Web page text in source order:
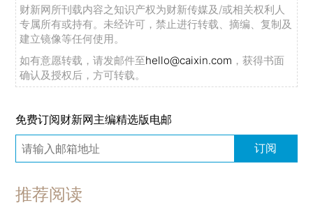
财新网所刊载内容之知识产权为财新传媒及/或相关权利人
专属所有或持有。未经许可，禁止进行转载、摘编、复制及
建立镜像等任何使用。
如有意愿转载，请发邮件至hello@caixin.com ，获得书面
确认及授权后，方可转载。
免费订阅财新网主编精选版电邮
订阅
推荐阅读